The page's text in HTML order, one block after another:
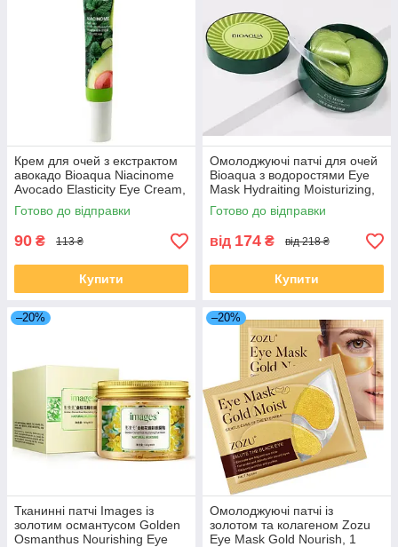
Крем для очей з екстрактом
авокадо Bioaqua Niacinome
Avocado Elasticity Eye Cream,
20г
Готово до відправки
90 ₴ 113 ₴
Купити
Омолоджуючі патчі для очей
Bioaqua з водоростями Eye
Mask Hydraiting Moisturizing,
60шт
Готово до відправки
від 174 ₴ від 218 ₴
Купити
–20%
Тканинні патчі Images із
золотим османтусом Golden
Osmanthus Nourishing Eye
–20%
Омолоджуючі патчі із
золотом та колагеном Zozu
Eye Mask Gold Nourish, 1